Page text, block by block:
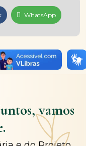
WhatsApp
vamos